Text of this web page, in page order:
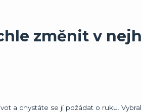
změnit v
a chystáte se jí požádat o ruku.